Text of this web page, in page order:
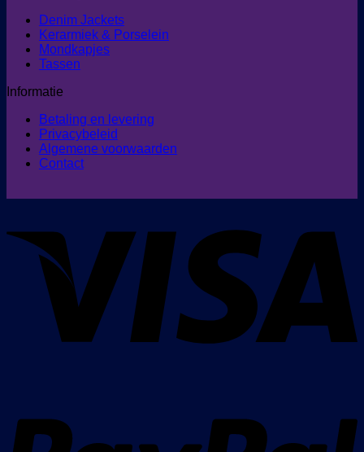
Denim Jackets
Kerarmiek & Porselein
Mondkapjes
Tassen
Informatie
Betaling en levering
Privacybeleid
Algemene voorwaarden
Contact